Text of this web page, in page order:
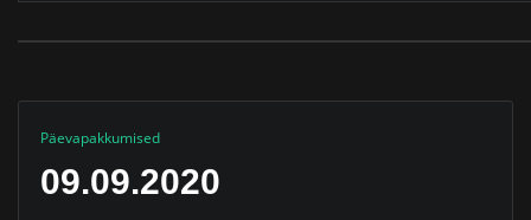
Päevapakkumised
09.09.2020